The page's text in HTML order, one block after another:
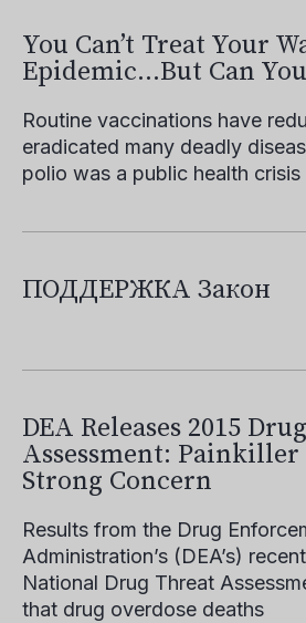
You Can’t Treat Your
Epidemic…But Can
Routine vaccinations have
eradicated many deadly
polio was a public health crisis
ПОДДЕРЖКА Закон
DEA Releases 2015
Assessment:
Strong Concern
Results from the Drug
Administration’s (DEA’s)
National Drug Threat
that drug overdose deaths